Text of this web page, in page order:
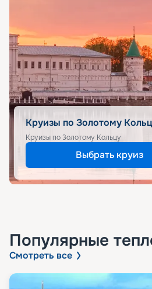
Круизы по Золотому
Круизы по Золотому Кольцу
Выбрать круиз
Популярные
Смотреть все